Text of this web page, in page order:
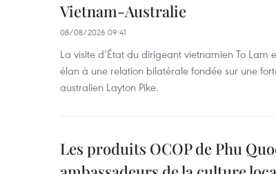
Vietnam-Australie
08/08/2026 09:41
La visite d’État du dirigeant vietnamien To
élan à une relation bilatérale fondée sur une
australien Layton Pike.
Les produits OCOP de Phu